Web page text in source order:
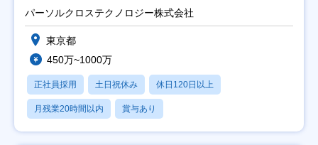
パーソルクロステクノロジー株式会社
東京都
450万~1000万
正社員採用 土日祝休み 休日120日以上
月残業20時間以内 賞与あり